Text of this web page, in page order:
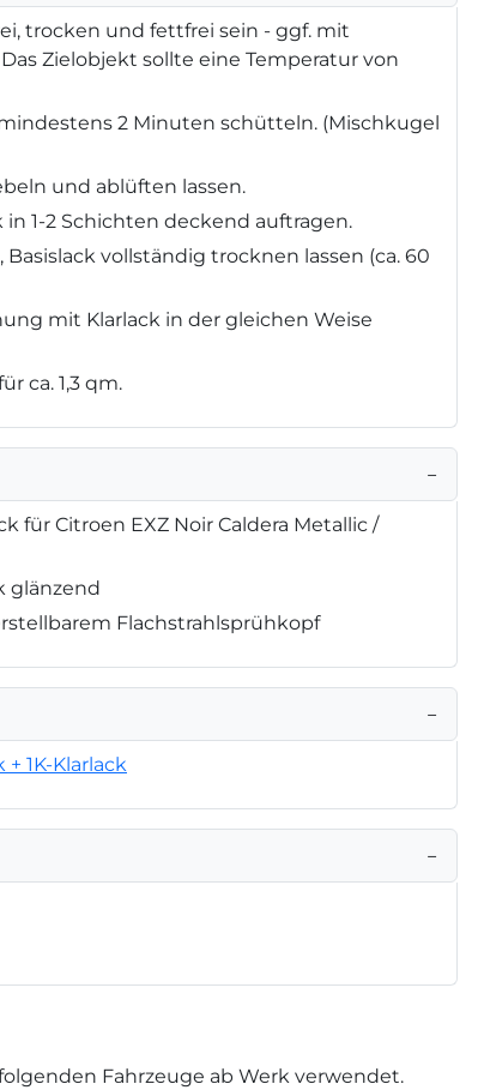
trocken und fettfrei sein - ggf. mit
Zielobjekt sollte eine Temperatur von
2 Minuten schütteln. (Mischkugel
und ablüften lassen.
in 1-2 Schichten deckend auftragen.
vollständig trocknen lassen (ca. 60
mit Klarlack in der gleichen Weise
ca. 1,3 qm.
−
für Citroen EXZ Noir Caldera Metallic /
glänzend
Flachstrahlsprühkopf
−
1K-Klarlack
−
Fahrzeuge ab Werk verwendet.